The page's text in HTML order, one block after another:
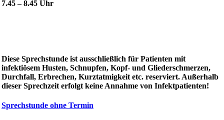
7.45 – 8.45 Uhr
Diese Sprechstunde ist ausschließlich für Patienten mit
infektiösem Husten, Schnupfen, Kopf- und Gliederschmerzen,
Durchfall, Erbrechen, Kurztatmigkeit etc. reserviert. Außerhalb
dieser Sprechzeit erfolgt keine Annahme von Infektpatienten!
Sprechstunde ohne Termin